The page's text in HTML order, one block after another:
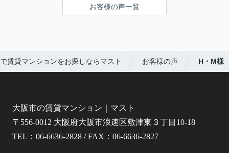
お客様の声一覧
賃貸マンションをお探しならマスト お客様の声 H・M様
大阪市の賃貸マンション｜マスト
〒556-0012 大阪府大阪市浪速区敷津東３丁目10-18
TEL：06-6636-2828 / FAX：06-6636-2827